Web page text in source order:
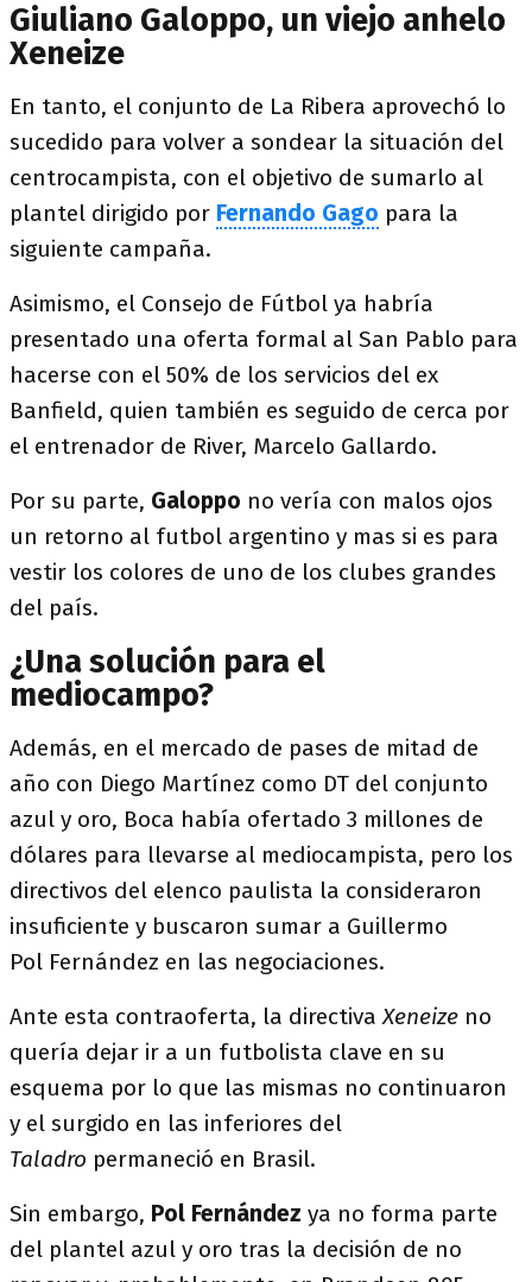
Giuliano Galoppo, un viejo anhelo
Xeneize
En tanto, el conjunto de La Ribera aprovechó lo
sucedido para volver a sondear la situación del
centrocampista, con el objetivo de sumarlo al
plantel dirigido por Fernando Gago para la
siguiente campaña.
Asimismo, el Consejo de Fútbol ya habría
presentado una oferta formal al San Pablo para
hacerse con el 50% de los servicios del ex
Banfield, quien también es seguido de cerca por
el entrenador de River, Marcelo Gallardo.
Por su parte, Galoppo no vería con malos ojos
un retorno al futbol argentino y mas si es para
vestir los colores de uno de los clubes grandes
del país.
¿Una solución para el
mediocampo?
Además, en el mercado de pases de mitad de
año con Diego Martínez como DT del conjunto
azul y oro, Boca había ofertado 3 millones de
dólares para llevarse al mediocampista, pero los
directivos del elenco paulista la consideraron
insuficiente y buscaron sumar a Guillermo
Pol Fernández en las negociaciones.
Ante esta contraoferta, la directivaXeneize no
quería dejar ir a un futbolista clave en su
esquema por lo que las mismas no continuaron
y el surgido en las inferiores del
Taladro permaneció en Brasil.
Sin embargo, Pol Fernández ya no forma parte
del plantel azul y oro tras la decisión de no